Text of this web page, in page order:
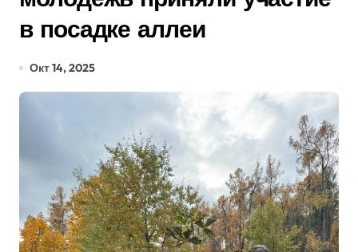
в посадке аллеи
Окт 14, 2025